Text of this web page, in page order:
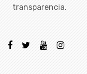
transparencia.